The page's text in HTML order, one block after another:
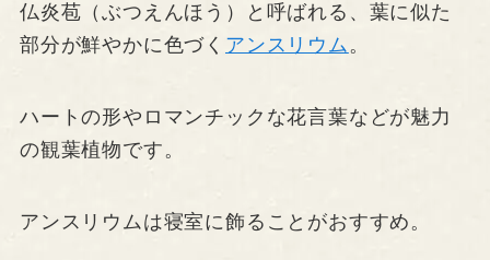
仏炎苞（ぶつえんほう）と呼ばれる、葉に似た
部分が鮮やかに色づく アンスリウム。
ハートの形やロマンチックな花言葉などが魅力
の観葉植物です。
アンスリウムは寝室に飾ることがおすすめ。